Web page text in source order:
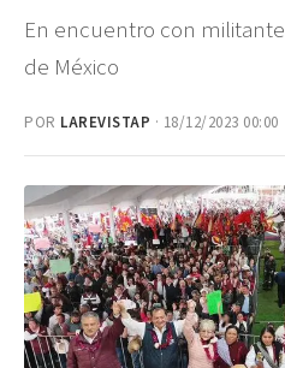
En encuentro con
de México
POR LAREVISTAP · 18/12/2023 00:00